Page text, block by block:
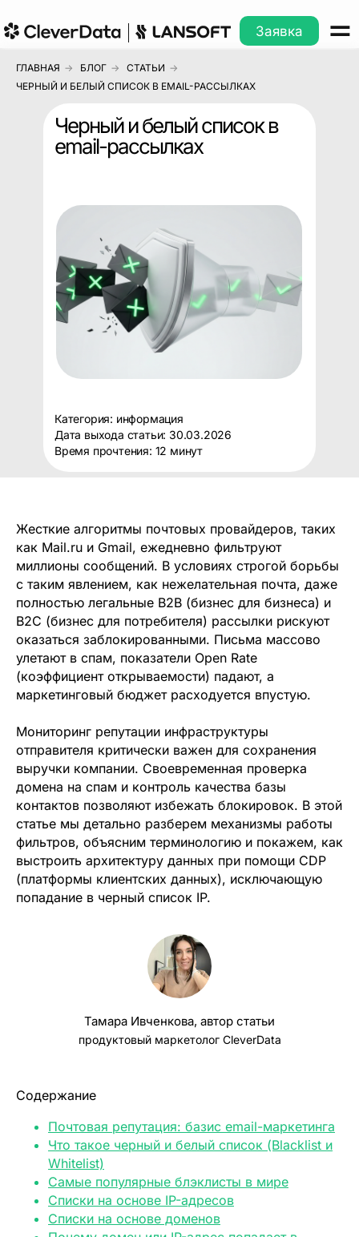
Заявка
ГЛАВНАЯ → БЛОГ → СТАТЬИ →
ЧЕРНЫЙ И БЕЛЫЙ СПИСОК В EMAIL-РАССЫЛКАХ
Черный и белый список в
email-рассылках
Категория: информация
Дата выхода статьи: 30.03.2026
Время прочтения: 12 минут
Жесткие алгоритмы почтовых провайдеров, таких
как Mail.ru и Gmail, ежедневно фильтруют
миллионы сообщений. В условиях строгой борьбы
с таким явлением, как нежелательная почта, даже
полностью легальные B2B (бизнес для бизнеса) и
B2C (бизнес для потребителя) рассылки рискуют
оказаться заблокированными. Письма массово
улетают в спам, показатели Open Rate
(коэффициент открываемости) падают, а
маркетинговый бюджет расходуется впустую.
Мониторинг репутации инфраструктуры
отправителя критически важен для сохранения
выручки компании. Своевременная проверка
домена на спам и контроль качества базы
контактов позволяют избежать блокировок. В этой
статье мы детально разберем механизмы работы
фильтров, объясним терминологию и покажем, как
выстроить архитектуру данных при помощи CDP
(платформы клиентских данных), исключающую
попадание в черный список IP.
Тамара Ивченкова, автор статьи
продуктовый маркетолог CleverData
Содержание
Почтовая репутация: базис email-маркетинга
Что такое черный и белый список (Blacklist и
Whitelist)
Самые популярные блэклисты в мире
Списки на основе IP-адресов
Списки на основе доменов